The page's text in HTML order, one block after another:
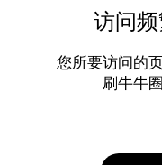
访问
您所要访问的
刷牛牛